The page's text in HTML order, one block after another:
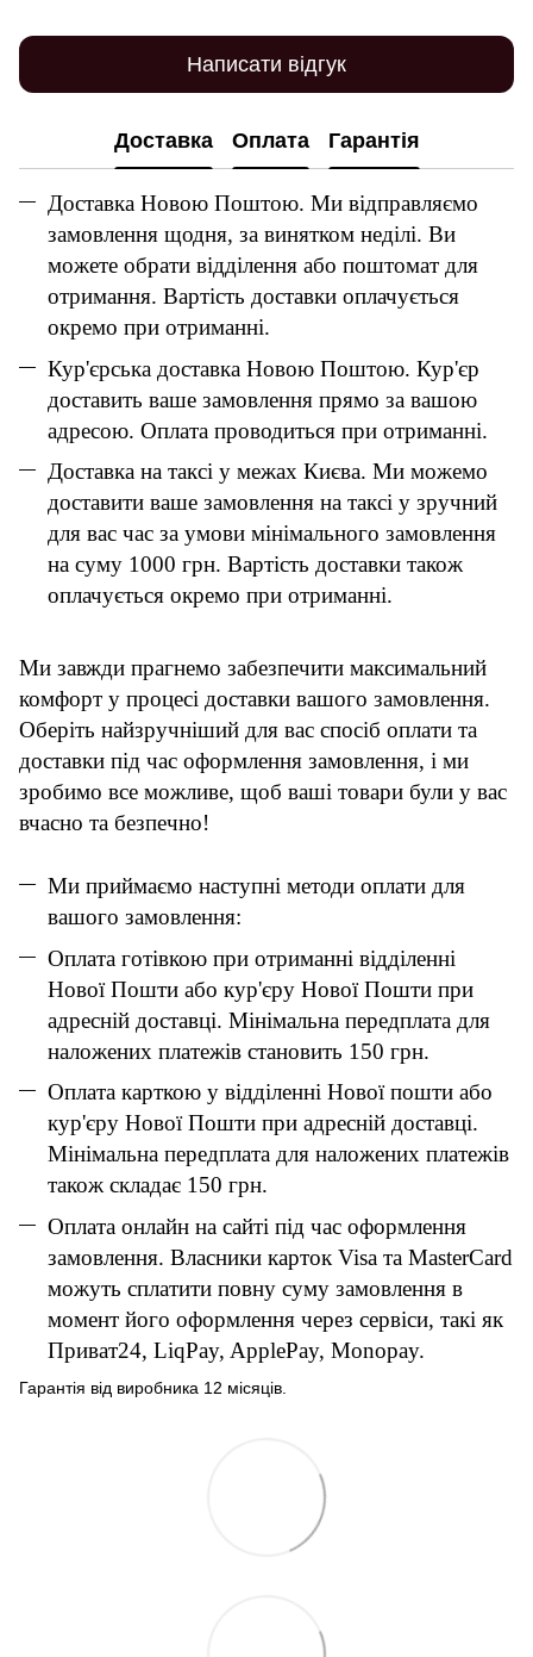
Написати відгук
Доставка Оплата Гарантія
Доставка Новою Поштою. Ми відправляємо
замовлення щодня, за винятком неділі. Ви
можете обрати відділення або поштомат для
отримання. Вартість доставки оплачується
окремо при отриманні.
Кур'єрська доставка Новою Поштою. Кур'єр
доставить ваше замовлення прямо за вашою
адресою. Оплата проводиться при отриманні.
Доставка на таксі у межах Києва. Ми можемо
доставити ваше замовлення на таксі у зручний
для вас час за умови мінімального замовлення
на суму 1000 грн. Вартість доставки також
оплачується окремо при отриманні.
Ми завжди прагнемо забезпечити максимальний
комфорт у процесі доставки вашого замовлення.
Оберіть найзручніший для вас спосіб оплати та
доставки під час оформлення замовлення, і ми
зробимо все можливе, щоб ваші товари були у вас
вчасно та безпечно!
Ми приймаємо наступні методи оплати для
вашого замовлення:
Оплата готівкою при отриманні відділенні
Нової Пошти або кур'єру Нової Пошти при
адресній доставці. Мінімальна передплата для
наложених платежів становить 150 грн.
Оплата карткою у відділенні Нової пошти або
кур'єру Нової Пошти при адресній доставці.
Мінімальна передплата для наложених платежів
також складає 150 грн.
Оплата онлайн на сайті під час оформлення
замовлення. Власники карток Visa та MasterCard
можуть сплатити повну суму замовлення в
момент його оформлення через сервіси, такі як
Приват24, LiqPay, ApplePay, Monopay.
Гарантія від виробника 12 місяців.